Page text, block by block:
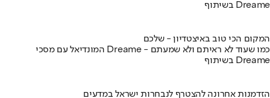
בשיתוף Dreame
המקום הכי טוב באיצטדיון - שלכם
המונדיאל עם מסכי Dreame - כמו שעוד לא ראיתם ולא שמעתם
בשיתוף Dreame
הזדמנות אחרונה להצטרף לנבחרות ישראל במדעים